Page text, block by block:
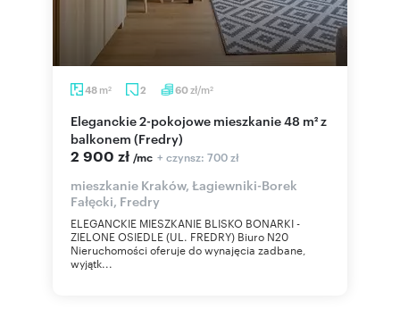
48 m2 2 60zł/m2
Eleganckie 2-pokojowe mieszkanie 48 m² z
balkonem (Fredry)
2 900 zł /mc + czynsz: 700 zł
mieszkanie Kraków, Łagiewniki-Borek
Fałęcki, Fredry
ELEGANCKIE MIESZKANIE BLISKO BONARKI -
ZIELONE OSIEDLE (UL. FREDRY) Biuro N20
Nieruchomości oferuje do wynajęcia zadbane,
wyjątk...